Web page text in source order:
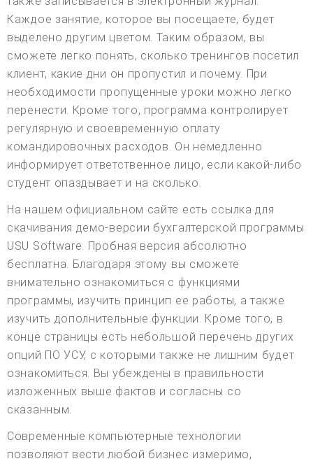
Каждое занятие, которое вы посещаете, будет
выделено другим цветом. Таким образом, вы
сможете легко понять, сколько тренингов посетил
клиент, какие дни он пропустил и почему. При
необходимости пропущенные уроки можно легко
перенести. Кроме того, программа контролирует
регулярную и своевременную оплату
командировочных расходов. Он немедленно
информирует ответственное лицо, если какой-либо
студент опаздывает и на сколько.
На нашем официальном сайте есть ссылка для
скачивания демо-версии бухгалтерской программы
USU Software. Пробная версия абсолютно
бесплатна. Благодаря этому вы сможете
внимательно ознакомиться с функциями
программы, изучить принцип ее работы, а также
изучить дополнительные функции. Кроме того, в
конце страницы есть небольшой перечень других
опций ПО УСУ, с которыми также не лишним будет
ознакомиться. Вы убеждены в правильности
изложенных выше фактов и согласны со
сказанным.
Современные компьютерные технологии
позволяют вести любой бизнес измеримо,